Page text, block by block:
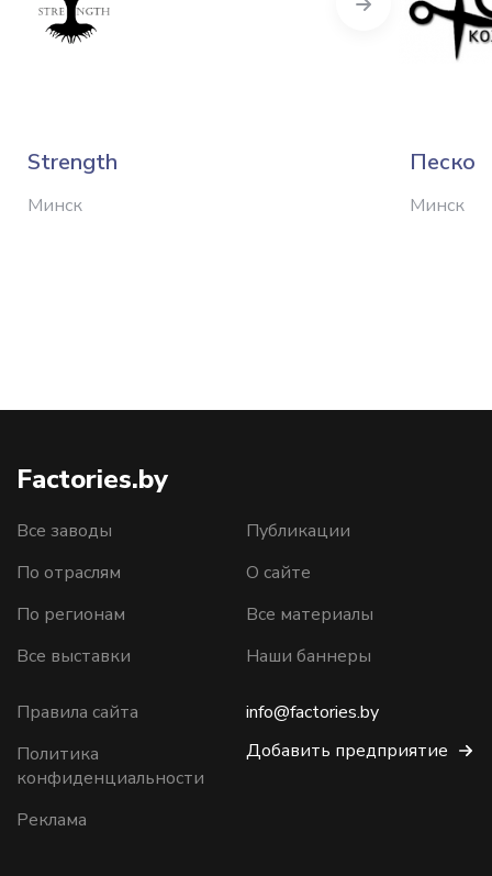
Strength
Минск
Песко
Минск
Factories.by
Все заводы
По отраслям
По регионам
Все выставки
Публикации
О сайте
Все материалы
Наши баннеры
Правила сайта
Политика
конфиденциальности
Реклама
info@factories.by
Добавить предприятие